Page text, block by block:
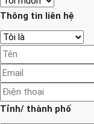
Thông tin liên hệ
Tỉnh/ thành phố